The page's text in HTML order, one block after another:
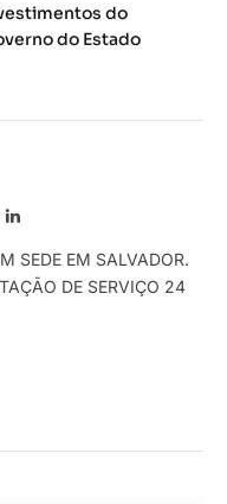
do
do Estado
LinkedIn
SEDE EM SALVADOR.
DE SERVIÇO 24